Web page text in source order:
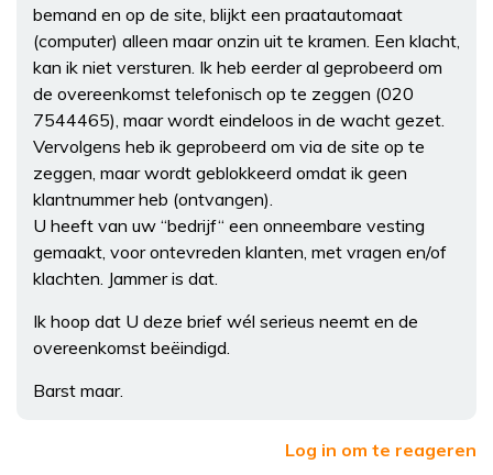
bemand en op de site, blijkt een praatautomaat
(computer) alleen maar onzin uit te kramen. Een klacht,
kan ik niet versturen. Ik heb eerder al geprobeerd om
de overeenkomst telefonisch op te zeggen (020
7544465), maar wordt eindeloos in de wacht gezet.
Vervolgens heb ik geprobeerd om via de site op te
zeggen, maar wordt geblokkeerd omdat ik geen
klantnummer heb (ontvangen).
U heeft van uw “bedrijf“ een onneembare vesting
gemaakt, voor ontevreden klanten, met vragen en/of
klachten. Jammer is dat.
Ik hoop dat U deze brief wél serieus neemt en de
overeenkomst beëindigd.
Barst maar.
Log in om te reageren